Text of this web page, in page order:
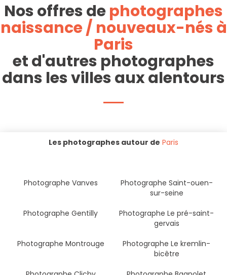
Nos offres dephotographes
naissance / nouveaux-nés à
Paris
et d'autres photographes
dans les villes aux alentours
Les photographes autour de Paris
Photographe Vanves
Photographe Saint-ouen-
sur-seine
Photographe Gentilly
Photographe Le pré-saint-
gervais
Photographe Montrouge
Photographe Le kremlin-
bicêtre